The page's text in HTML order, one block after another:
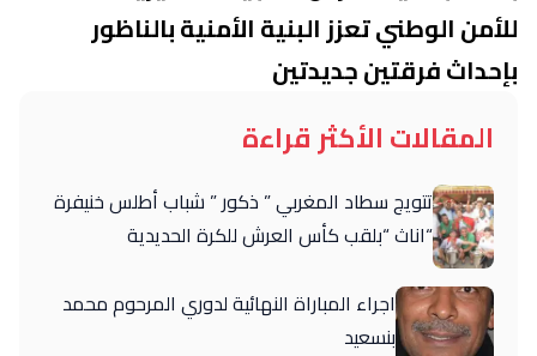
للأمن الوطني تعزز البنية الأمنية بالناظور
بإحداث فرقتين جديدتين
المقالات الأكثر قراءة
تتويج سطاد المغربي ” ذكور ” شباب أطلس خنيفرة
“اناث “بلقب كأس العرش للكرة الحديدية
اجراء المباراة النهائية لدوري المرحوم محمد
بنسعيد